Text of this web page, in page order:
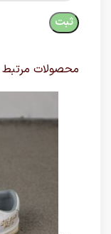
محصولات مرتبط